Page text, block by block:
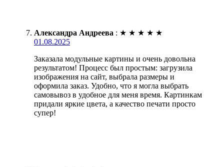
Александра Андреева : ★ ★ ★ ★ ★
01.08.2025
Заказала модульные картины и очень довольна
результатом! Процесс был простым: загрузила
изображения на сайт, выбрала размеры и
оформила заказ. Удобно, что я могла выбрать
самовывоз в удобное для меня время. Картинкам
придали яркие цвета, а качество печати просто
супер!